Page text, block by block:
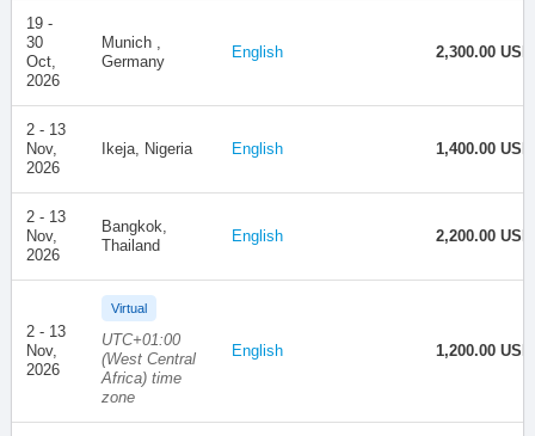
19 -
30
Oct,
2026
Munich ,
Germany
English 2,300.00 USD
2 - 13
Nov,
2026
Ikeja, Nigeria English 1,400.00 USD
2 - 13
Nov,
2026
Bangkok,
Thailand
English 2,200.00 USD
2 - 13
Nov,
2026
Virtual
UTC+01:00
(West Central
Africa) time
zone
English 1,200.00 USD